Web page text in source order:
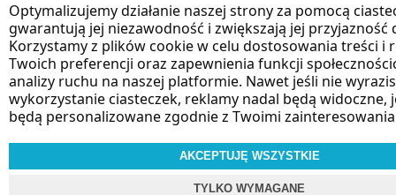
Optymalizujemy działanie naszej strony za pomocą
gwarantują jej niezawodność i zwiększają jej przyjazność
Korzystamy z plików cookie w celu dostosowania treści i
Twoich preferencji oraz zapewnienia funkcji
analizy ruchu na naszej platformie. Nawet jeśli nie
wykorzystanie ciasteczek, reklamy nadal będą widoczne,
będą personalizowane zgodnie z Twoimi
AKCEPTUJĘ WSZYSTKIE
TYLKO WYMAGANE